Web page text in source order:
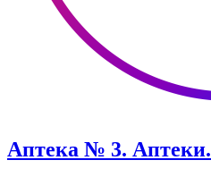
Аптека № 3. Аптеки.